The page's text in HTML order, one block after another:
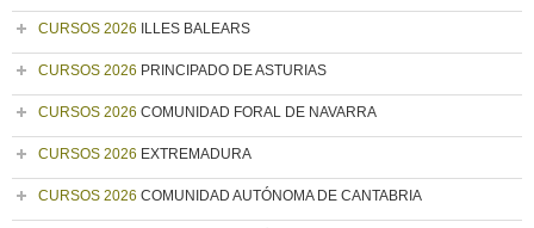
CURSOS 2026 ILLES BALEARS
CURSOS 2026 PRINCIPADO DE ASTURIAS
CURSOS 2026 COMUNIDAD FORAL DE NAVARRA
CURSOS 2026 EXTREMADURA
CURSOS 2026 COMUNIDAD AUTÓNOMA DE CANTABRIA